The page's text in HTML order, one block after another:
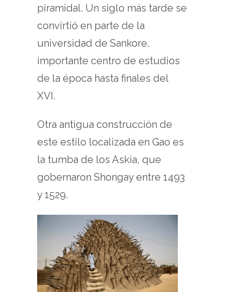
piramidal. Un siglo más tarde se
convirtió en parte de la
universidad de Sankore,
importante centro de estudios
de la época hasta finales del
XVI.
Otra antigua construcción de
este estilo localizada en Gao es
la tumba de los Askia, que
gobernaron Shongay entre 1493
y 1529.